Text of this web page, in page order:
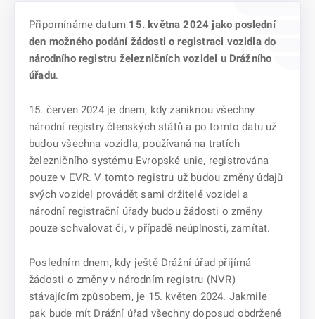
Připomínáme datum 15. května 2024 jako poslední
den možného podání žádosti o registraci vozidla do
národního registru železničních vozidel u Drážního
úřadu.
15. červen 2024 je dnem, kdy zaniknou všechny
národní registry členských států a po tomto datu už
budou všechna vozidla, používaná na tratích
železničního systému Evropské unie, registrována
pouze v EVR. V tomto registru už budou změny údajů
svých vozidel provádět sami držitelé vozidel a
národní registrační úřady budou žádosti o změny
pouze schvalovat či, v případě neúplnosti, zamítat.
Posledním dnem, kdy ještě Drážní úřad přijímá
žádosti o změny v národním registru (NVR)
stávajícím způsobem, je 15. květen 2024. Jakmile
pak bude mít Drážní úřad všechny doposud obdržené